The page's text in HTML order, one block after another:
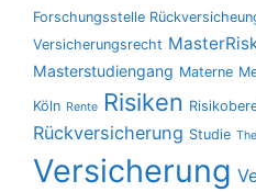
Forschungsstelle
Versicherungsrecht
Masterstudiengang Materne
Köln Rente Risiken
Rückversicherung Studie
Versicherung